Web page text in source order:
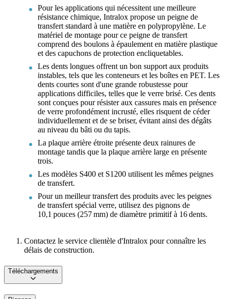
Pour les applications qui nécessitent une meilleure
résistance chimique, Intralox propose un peigne de
transfert standard à une matière en polypropylène. Le
matériel de montage pour ce peigne de transfert
comprend des boulons à épaulement en matière plastique
et des capuchons de protection encliquetables.
Les dents longues offrent un bon support aux produits
instables, tels que les conteneurs et les boîtes en PET. Les
dents courtes sont d'une grande robustesse pour
applications difficiles, telles que le verre brisé. Ces dents
sont conçues pour résister aux cassures mais en présence
de verre profondément incrusté, elles risquent de céder
individuellement et de se briser, évitant ainsi des dégâts
au niveau du bâti ou du tapis.
La plaque arrière étroite présente deux rainures de
montage tandis que la plaque arrière large en présente
trois.
Les modèles S400 et S1200 utilisent les mêmes peignes
de transfert.
Pour un meilleur transfert des produits avec les peignes
de transfert spécial verre, utilisez des pignons de
10,1 pouces (257 mm) de diamètre primitif à 16 dents.
Contactez le service clientèle d'Intralox pour connaître les
délais de construction.
Téléchargements